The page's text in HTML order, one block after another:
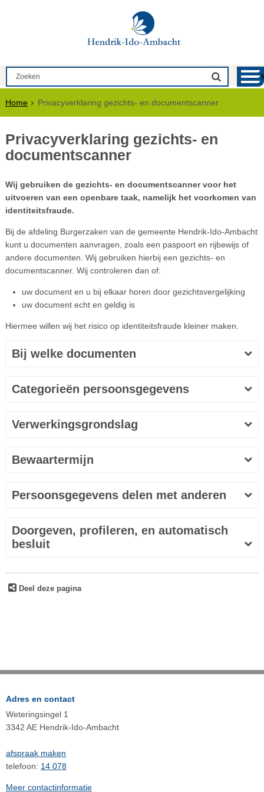
Home Privacyverklaring gezichts- en documentscanner
Privacyverklaring gezichts- en
documentscanner
Wij gebruiken de gezichts- en documentscanner voor het
uitvoeren van een openbare taak, namelijk het voorkomen van
identiteitsfraude.
Bij de afdeling Burgerzaken van de gemeente Hendrik-Ido-Ambacht
kunt u documenten aanvragen, zoals een paspoort en rijbewijs of
andere documenten. Wij gebruiken hierbij een gezichts- en
documentscanner. Wij controleren dan of:
uw document en u bij elkaar horen door gezichtsvergelijking
uw document echt en geldig is
Hiermee willen wij het risico op identiteitsfraude kleiner maken.
Bij welke documenten
Categorieën persoonsgegevens
Verwerkingsgrondslag
Bewaartermijn
Persoonsgegevens delen met anderen
Doorgeven, profileren, en automatisch
besluit
Deel deze pagina
Adres en contact
Weteringsingel 1
3342 AE Hendrik-Ido-Ambacht
afspraak maken
telefoon: 14 078
Meer contactinformatie